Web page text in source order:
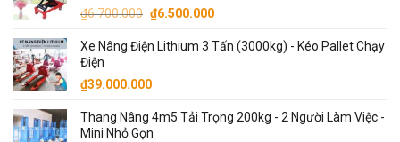
₫6.700.000 Giá
là:
₫6.500.000Giá
tại
Xe Nâng Điện Lithium 3 Tấn (3000kg) - Kéo Pallet Chạy
Điện
₫39.000.000
Thang Nâng 4m5 Tải Trọng 200kg - 2 Người Làm Việc -
Mini Nhỏ Gọn